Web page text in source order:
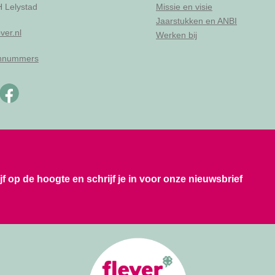
Lelystad
Missie en visie
Jaarstukken en ANBI
Werken bij
op de hoogte en schrijf je in voor onze nieuwsbrief